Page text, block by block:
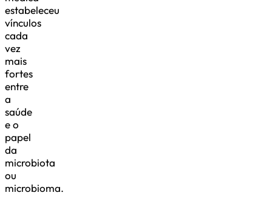
estabeleceu
vínculos
cada
vez
mais
fortes
entre
a
saúde
e o
papel
da
microbiota
ou
microbioma.